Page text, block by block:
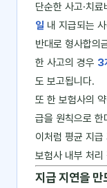
단순한 사고·치
일 내 지급되는
반대로 형사합의
한 사고의 경우 3
도 보고됩니다.
또 한 보험사의
급을 원칙으로 한
이처럼 평균 지
보험사 내부 처리
지급 지연을 만